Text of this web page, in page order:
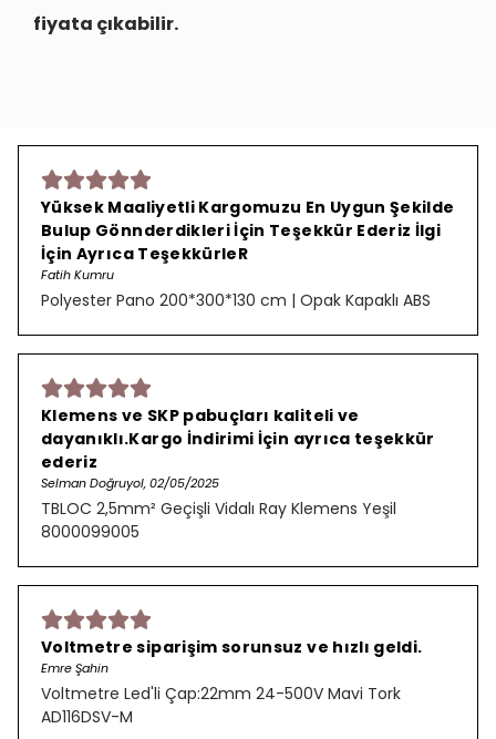
fiyata çıkabilir.
Yüksek Maaliyetli Kargomuzu En Uygun Şekilde
Bulup Gönnderdikleri İçin Teşekkür Ederiz İlgi
İçin Ayrıca TeşekkürleR
Fatih Kumru
Polyester Pano 200*300*130 cm | Opak Kapaklı ABS
Klemens ve SKP pabuçları kaliteli ve
dayanıklı.Kargo İndirimi İçin ayrıca teşekkür
ederiz
Selman Doğruyol, 02/05/2025
TBLOC 2,5mm² Geçişli Vidalı Ray Klemens Yeşil
8000099005
Voltmetre siparişim sorunsuz ve hızlı geldi.
Emre Şahin
Voltmetre Led'li Çap:22mm 24-500V Mavi Tork
AD116DSV-M